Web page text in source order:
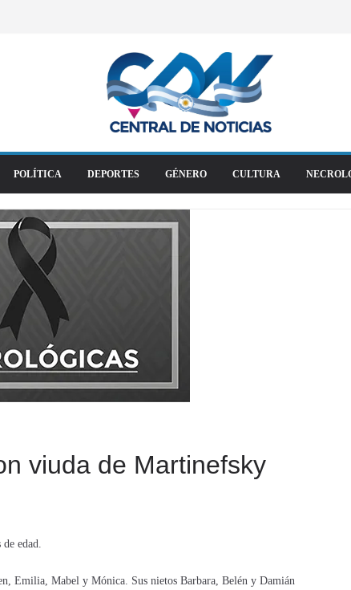
POLÍTICA DEPORTES GÉNERO CULTURA
viuda de Martinefsky
edad.
Emilia, Mabel y Mónica. Sus nietos Barbara, Belén y Damián